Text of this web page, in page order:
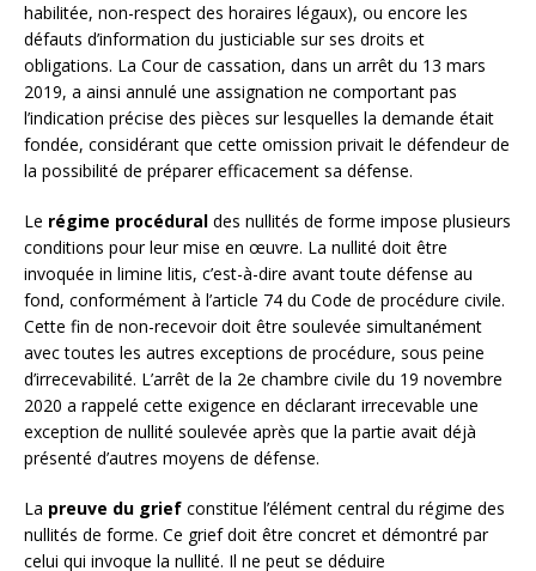
habilitée, non-respect des horaires légaux), ou encore les
défauts d’information du justiciable sur ses droits et
obligations. La Cour de cassation, dans un arrêt du 13 mars
2019, a ainsi annulé une assignation ne comportant pas
l’indication précise des pièces sur lesquelles la demande était
fondée, considérant que cette omission privait le défendeur de
la possibilité de préparer efficacement sa défense.
Le régime procédural des nullités de forme impose plusieurs
conditions pour leur mise en œuvre. La nullité doit être
invoquée in limine litis, c’est-à-dire avant toute défense au
fond, conformément à l’article 74 du Code de procédure civile.
Cette fin de non-recevoir doit être soulevée simultanément
avec toutes les autres exceptions de procédure, sous peine
d’irrecevabilité. L’arrêt de la 2e chambre civile du 19 novembre
2020 a rappelé cette exigence en déclarant irrecevable une
exception de nullité soulevée après que la partie avait déjà
présenté d’autres moyens de défense.
La preuve du grief constitue l’élément central du régime des
nullités de forme. Ce grief doit être concret et démontré par
celui qui invoque la nullité. Il ne peut se déduire